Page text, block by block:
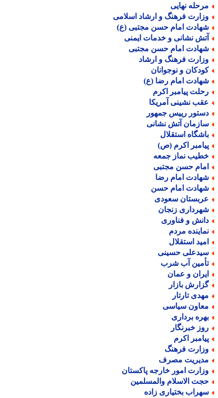
نهایی
فرهنگ و ارشاد اسلامی
امام حسن مجتبی (ع)
نشانی و خدمات ایمنی
امام حسن مجتبی
فرهنگ و ارشاد
و نوجوانان
امام رضا (ع)
پیامبر اکرم
نشینی آمریکا
رییس جمهور
آتش نشانی
استقلال
اکرم (ص)
نماز جمعه
حسن مجتبی
امام رضا
امام حسن
سعودی
زنجان
و فناوری
مردم
استقلال
حسینی
آب شرب
و عمان
بازار
تارتار
سیاسی
برداری
خبرنگار
اکرم
فرهنگ
مصرف
امور خارجه پاکستان
الاسلام والمسلمین
بختیاری زاده